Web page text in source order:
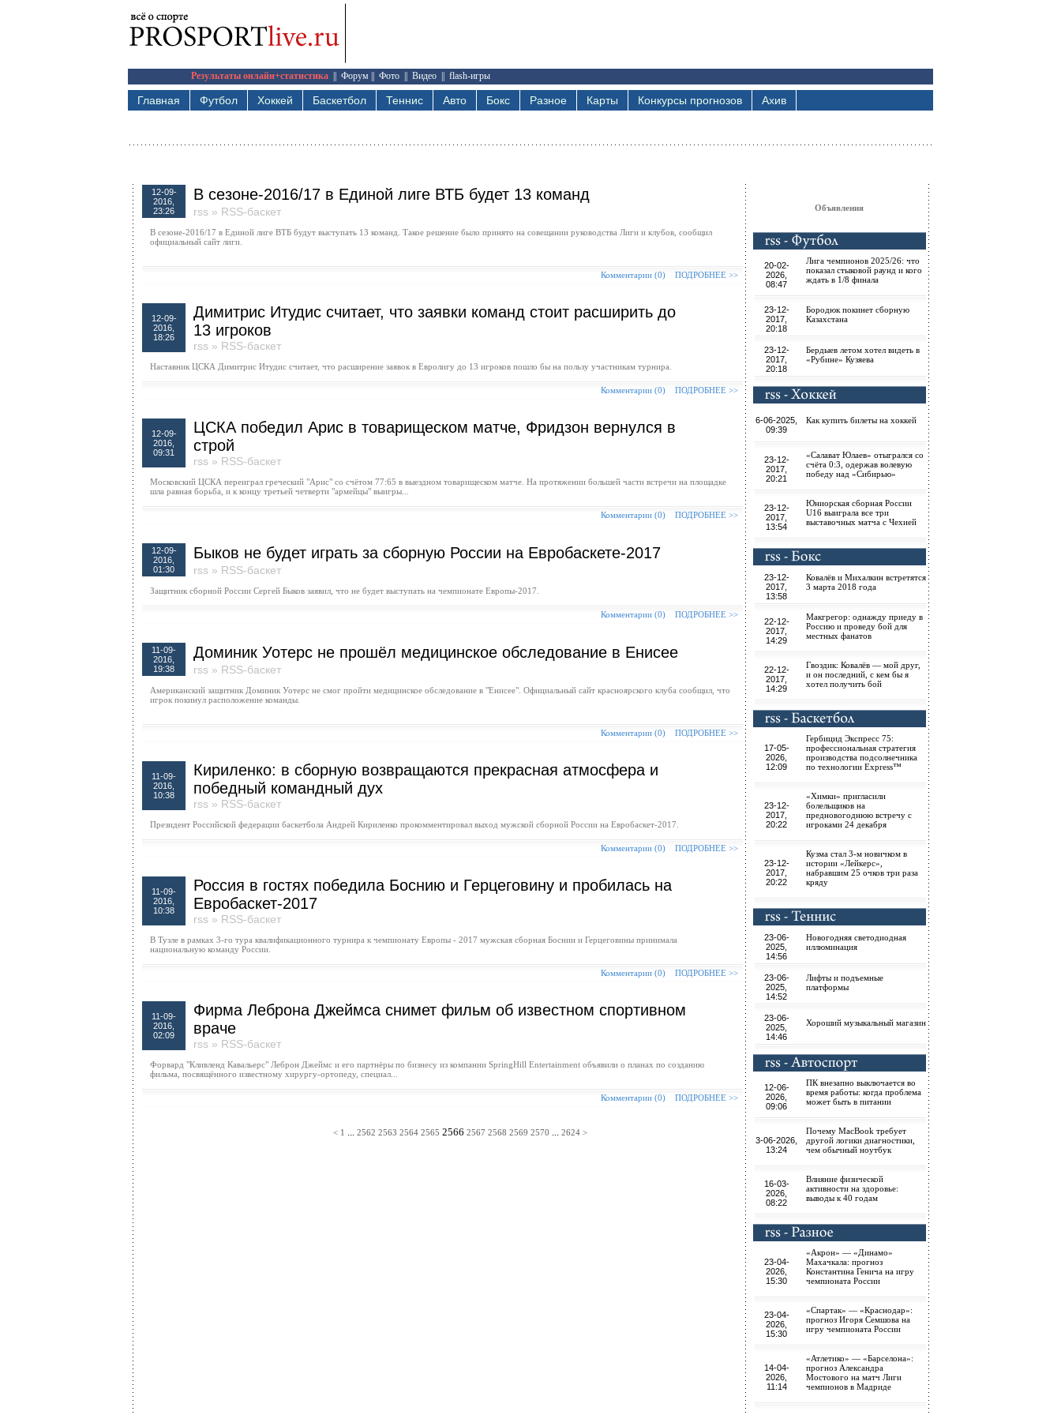
Результаты онлайн+статистика Форум Фото Видео flash-игры
Главная Футбол Хоккей Баскетбол Теннис Авто Бокс Разное Карты Конкурсы прогнозов Ахив
12-09-
2016,
23:26
В сезоне-2016/17 в Единой лиге ВТБ будет 13 команд
rss » RSS-баскет
В сезоне-2016/17 в Единой лиге ВТБ будут выступать 13 команд. Такое решение было принято на совещании руководства Лиги и клубов, сообщил
официальный сайт лиги.
Комментарии (0) ПОДРОБНЕЕ >>
12-09-
2016,
18:26
Димитрис Итудис считает, что заявки команд стоит расширить до
13 игроков
rss » RSS-баскет
Наставник ЦСКА Димитрис Итудис считает, что расширение заявок в Евролигу до 13 игроков пошло бы на пользу участникам турнира.
Комментарии (0) ПОДРОБНЕЕ >>
12-09-
2016,
09:31
ЦСКА победил Арис в товарищеском матче, Фридзон вернулся в
строй
rss » RSS-баскет
Московский ЦСКА переиграл греческий "Арис" со счётом 77:65 в выездном товарищеском матче. На протяжении большей части встречи на площадке
шла равная борьба, и к концу третьей четверти "армейцы" выигры...
Комментарии (0) ПОДРОБНЕЕ >>
12-09-
2016,
01:30
Быков не будет играть за сборную России на Евробаскете-2017
rss » RSS-баскет
Защитник сборной России Сергей Быков заявил, что не будет выступать на чемпионате Европы-2017.
Комментарии (0) ПОДРОБНЕЕ >>
11-09-
2016,
19:38
Доминик Уотерс не прошёл медицинское обследование в Енисее
rss » RSS-баскет
Американский защитник Доминик Уотерс не смог пройти медицинское обследование в "Енисее". Официальный сайт красноярского клуба сообщил, что
игрок покинул расположение команды.
Комментарии (0) ПОДРОБНЕЕ >>
11-09-
2016,
10:38
Кириленко: в сборную возвращаются прекрасная атмосфера и
победный командный дух
rss » RSS-баскет
Президент Российской федерации баскетбола Андрей Кириленко прокомментировал выход мужской сборной России на Евробаскет-2017.
Комментарии (0) ПОДРОБНЕЕ >>
11-09-
2016,
10:38
Россия в гостях победила Боснию и Герцеговину и пробилась на
Евробаскет-2017
rss » RSS-баскет
В Тузле в рамках 3-го тура квалификационного турнира к чемпионату Европы - 2017 мужская сборная Боснии и Герцеговины принимала
национальную команду России.
Комментарии (0) ПОДРОБНЕЕ >>
11-09-
2016,
02:09
Фирма Леброна Джеймса снимет фильм об известном спортивном
враче
rss » RSS-баскет
Форвард "Кливленд Кавальерс" Леброн Джеймс и его партнёры по бизнесу из компании SpringHill Entertainment объявили о планах по созданию
фильма, посвящённого известному хирургу-ортопеду, специал...
Комментарии (0) ПОДРОБНЕЕ >>
< 1 ... 2562 2563 2564 2565 2566 2567 2568 2569 2570 ... 2624 >
Объявления
20-02-
2026,
08:47
Лига чемпионов 2025/26: что
показал стыковой раунд и кого
ждать в 1/8 финала
23-12-
2017,
20:18
Бородюк покинет сборную
Казахстана
23-12-
2017,
20:18
Бердыев летом хотел видеть в
«Рубине» Кузяева
6-06-2025,
09:39
Как купить билеты на хоккей
23-12-
2017,
20:21
«Салават Юлаев» отыгрался со
счёта 0:3, одержав волевую
победу над «Сибирью»
23-12-
2017,
13:54
Юниорская сборная России
U16 выиграла все три
выставочных матча с Чехией
23-12-
2017,
13:58
Ковалёв и Михалкин встретятся
3 марта 2018 года
22-12-
2017,
14:29
Макгрегор: однажду приеду в
Россию и проведу бой для
местных фанатов
22-12-
2017,
14:29
Гвоздик: Ковалёв — мой друг,
и он последний, с кем бы я
хотел получить бой
17-05-
2026,
12:09
Гербицид Экспресс 75:
профессиональная стратегия
производства подсолнечника
по технологии Express™
23-12-
2017,
20:22
«Химки» пригласили
болельщиков на
предновогоднюю встречу с
игроками 24 декабря
23-12-
2017,
20:22
Кузма стал 3-м новичком в
истории «Лейкерс»,
набравшим 25 очков три раза
кряду
23-06-
2025,
14:56
Новогодняя светодиодная
иллюминация
23-06-
2025,
14:52
Лифты и подъемные
платформы
23-06-
2025,
14:46
Хороший музыкальный магазин
12-06-
2026,
09:06
ПК внезапно выключается во
время работы: когда проблема
может быть в питании
3-06-2026,
13:24
Почему MacBook требует
другой логики диагностики,
чем обычный ноутбук
16-03-
2026,
08:22
Влияние физической
активности на здоровье:
выводы к 40 годам
23-04-
2026,
15:30
«Акрон» — «Динамо»
Махачкала: прогноз
Константина Генича на игру
чемпионата России
23-04-
2026,
15:30
«Спартак» — «Краснодар»:
прогноз Игоря Семшова на
игру чемпионата России
14-04-
2026,
11:14
«Атлетико» — «Барселона»:
прогноз Александра
Мостового на матч Лиги
чемпионов в Мадриде